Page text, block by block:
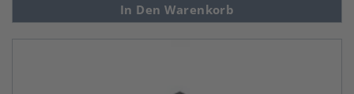
In Den Warenkorb